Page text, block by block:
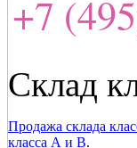
+7
Склад
Продажа склада
класса А и В.